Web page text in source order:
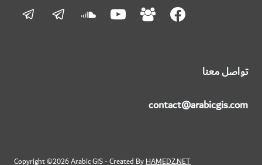
تواصل معنا
contact@arabicgis.com
Copyright ©2026 Arabic GIS - Created ByHAMEDZ.NET